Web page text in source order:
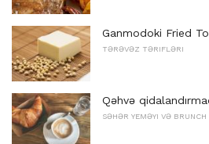
Ganmodoki Fried
TƏRƏVƏZ TƏRIFLƏRI
Qəhvə
SƏHƏR YEMƏYI VƏ BRUNCH